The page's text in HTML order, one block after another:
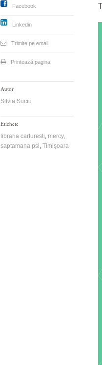
Facebook
Linkedin
Trimite pe email
Printează pagina
Autor
Silvia Suciu
Etichete
libraria carturesti, mercy,
saptamana psi, Timişoara